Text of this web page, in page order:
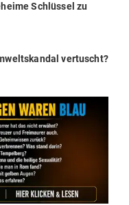
Schlüssel zu
vertuscht?